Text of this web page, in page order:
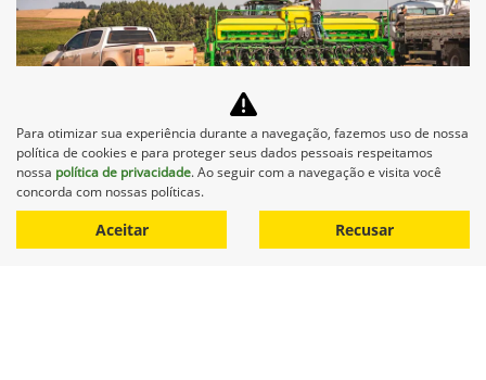
Equipamentos
Política de privacidade
Para otimizar sua experiência durante a navegação, fazemos uso de nossa
política de cookies e para proteger seus dados pessoais respeitamos
nossa política de privacidade. Ao seguir com a navegação e visita você
concorda com nossas políticas.
Aceitar Recusar